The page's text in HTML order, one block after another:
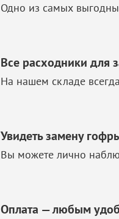
Одно из самых
Все расходники для
На нашем складе
Увидеть замену
Вы можете лично
Оплата — любым